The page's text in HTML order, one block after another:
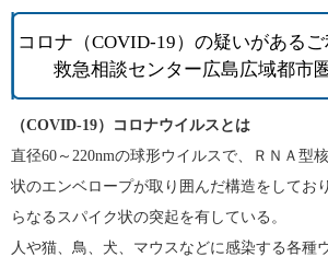
コロナ（COVID-19）の疑いがある
救急相談センター広島広域都市
（COVID-19）コロナウイルスとは
直径60～220nmの球形ウイルスで、ＲＮＡ型
状のエンベロープが取り囲んだ構造をしてお
らなるスパイク状の突起を有している。
人や猫、鳥、犬、マウスなどに感染する各種